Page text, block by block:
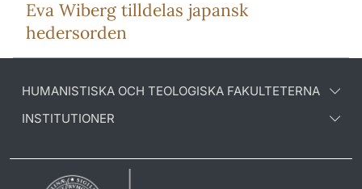
Eva Wiberg tilldelas japansk
hedersorden
HUMANISTISKA OCH TEOLOGISKA FAKULTETERNA
INSTITUTIONER